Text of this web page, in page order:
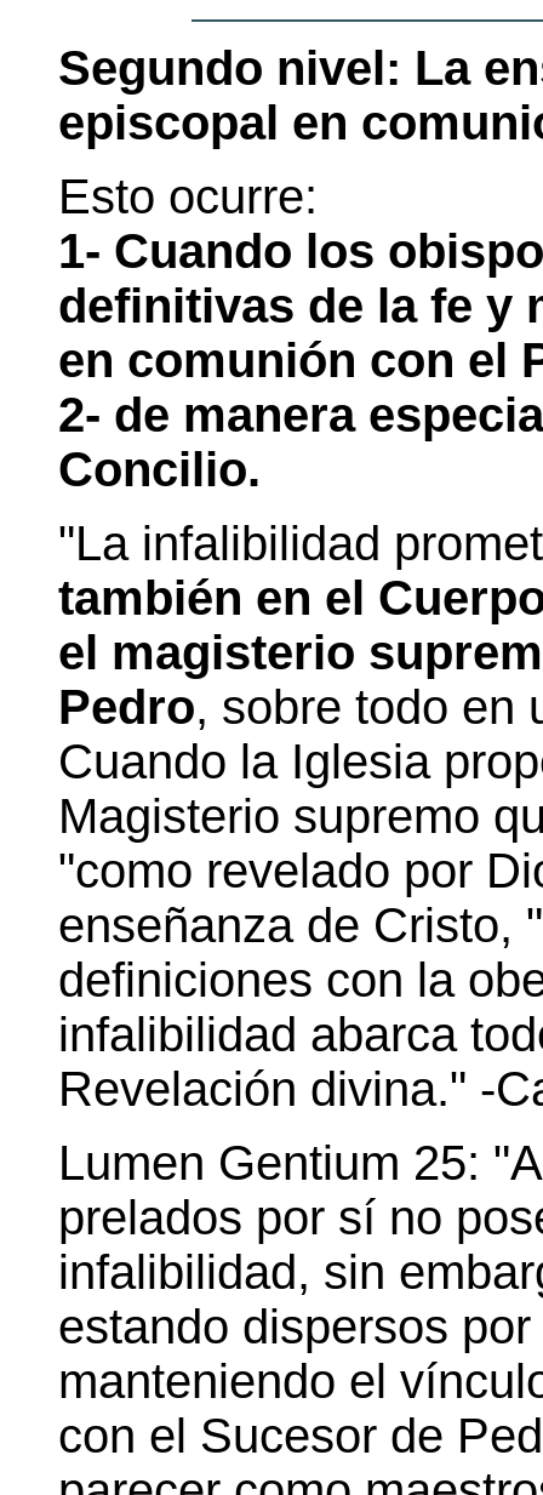
Segundo nivel: La
episcopal en
Esto ocurre:
1- Cuando los
definitivas de la fe y
en comunión con el
2- de manera
Concilio.
"La infalibilidad
también en el
el magisterio
Pedro, sobre todo en
Cuando la Iglesia
Magisterio supremo
"como revelado por
enseñanza de Cristo,
definiciones con la
infalibilidad abarca
Revelación divina." -
Lumen Gentium 25:
prelados por sí no
infalibilidad, sin
estando dispersos
manteniendo el
con el Sucesor de